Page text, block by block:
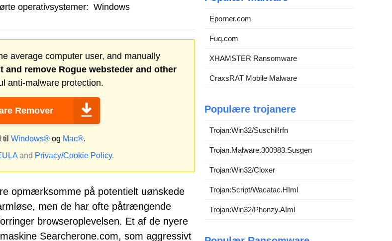
operativsystemer: Windows
average computer user, and manually
and remove Rogue websteder and other
anti-malware protection.
Remover
Windows® og Mac®.
and Privacy/Cookie Policy.
opmærksomme på potentielt uønskede
men de har ofte påtrængende
browseroplevelsen. Et af de nyere
Searcherone.com, som aggressivt
Eporner.com
Fuq.com
XHAMSTER Ransomware
CraxsRAT Mobile Malware
Populære trojanere
Trojan:Win32/Suschil!rfn
Trojan.Malware.300983.Susgen
Trojan:Win32/Cloxer
Trojan:Script/Wacatac.H!ml
Trojan:Win32/Phonzy.A!ml